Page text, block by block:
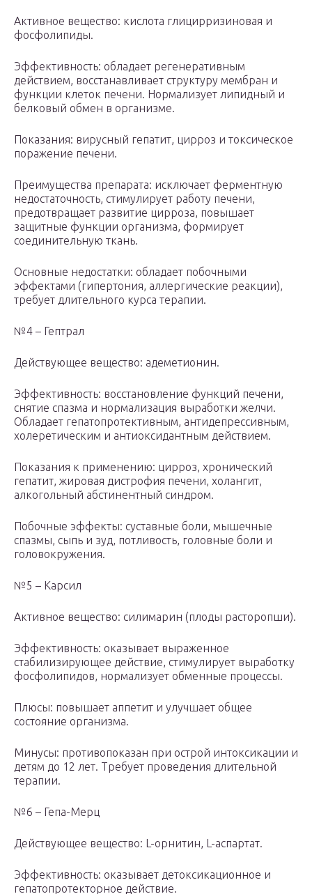
Активное вещество: кислота глицирризиновая и
фосфолипиды.
Эффективность: обладает регенеративным
действием, восстанавливает структуру мембран и
функции клеток печени. Нормализует липидный и
белковый обмен в организме.
Показания: вирусный гепатит, цирроз и токсическое
поражение печени.
Преимущества препарата: исключает ферментную
недостаточность, стимулирует работу печени,
предотвращает развитие цирроза, повышает
защитные функции организма, формирует
соединительную ткань.
Основные недостатки: обладает побочными
эффектами (гипертония, аллергические реакции),
требует длительного курса терапии.
№4 – Гептрал
Действующее вещество: адеметионин.
Эффективность: восстановление функций печени,
снятие спазма и нормализация выработки желчи.
Обладает гепатопротективным, антидепрессивным,
холеретическим и антиоксидантным действием.
Показания к применению: цирроз, хронический
гепатит, жировая дистрофия печени, холангит,
алкогольный абстинентный синдром.
Побочные эффекты: суставные боли, мышечные
спазмы, сыпь и зуд, потливость, головные боли и
головокружения.
№5 – Карсил
Активное вещество: силимарин (плоды расторопши).
Эффективность: оказывает выраженное
стабилизирующее действие, стимулирует выработку
фосфолипидов, нормализует обменные процессы.
Плюсы: повышает аппетит и улучшает общее
состояние организма.
Минусы: противопоказан при острой интоксикации и
детям до 12 лет. Требует проведения длительной
терапии.
№6 – Гепа-Мерц
Действующее вещество: L-орнитин, L-аспартат.
Эффективность: оказывает детоксикационное и
гепатопротекторное действие.